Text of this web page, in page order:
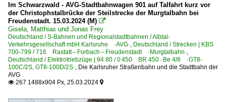
Im Schwarzwald - AVG-Stadtbahnwagen 901 auf Talfahrt kurz vor
der Christophstalbrücke der Steilstrecke der Murgtalbahn bei
Freudenstadt. 15.03.2024 (M) 
Gisela, Matthias und Jonas Frey
Deutschland / S-Bahnen und Regionalstadtbahnen / Albtal-
Verkehrsgesellschaft mbH Karlsruhe ·AVG· Deutschland / Strecken | KBS
700-799 / 716 Rastatt – Forbach – Freudenstadt ·Murgtalbahn·
Deutschland / Elektrotriebzüge | 94 80 / 0 450 BR 450 · Be 4/8 ·GT8-
100C/2S, GT8-100D/2S· Die Karlsruher Straßenbahn und die Stadtbahn der
AVG
 267 1488x904 Px, 25.03.2024 